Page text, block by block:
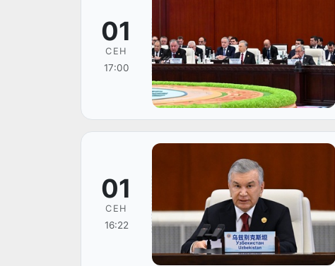
01
СЕН
17:00
01
СЕН
16:22